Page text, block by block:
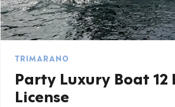
TRIMARANO
Party Luxury Boat 12
License